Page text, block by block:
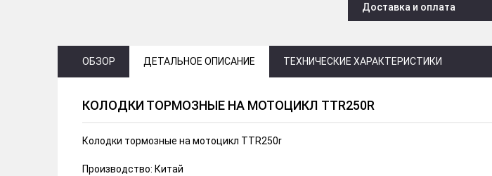
Доставка и оплата
ОБЗОР ДЕТАЛЬНОЕ ОПИСАНИЕ ТЕХНИЧЕСКИЕ ХАРАКТЕРИСТИКИ
КОЛОДКИ ТОРМОЗНЫЕ НА МОТОЦИКЛ TTR250R
Колодки тормозные на мотоцикл TTR250r
Производство: Китай